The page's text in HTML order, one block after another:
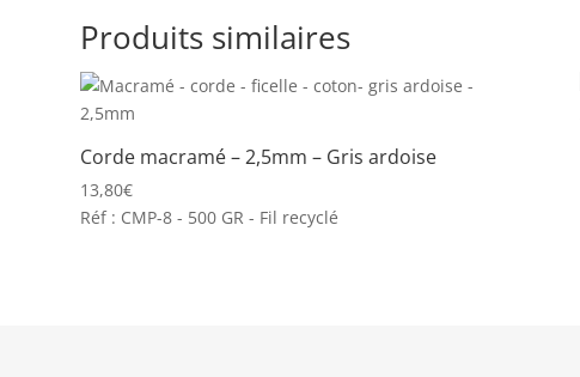
Produits similaires
Corde macramé – 2,5mm – Gris ardoise
13,80€
Réf : CMP-8 - 500 GR - Fil recyclé